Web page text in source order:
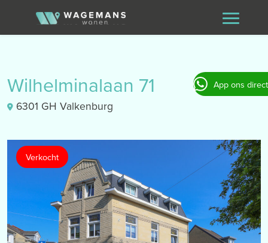
App ons direct
Wilhelminalaan 71
6301 GH Valkenburg
Verkocht